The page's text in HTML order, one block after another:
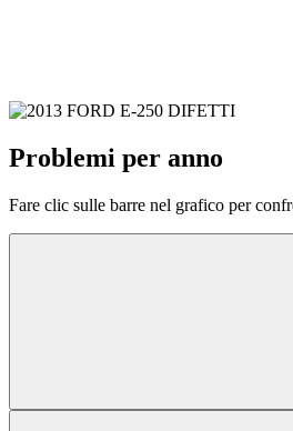
Problemi per anno
Fare clic sulle barre nel grafico per